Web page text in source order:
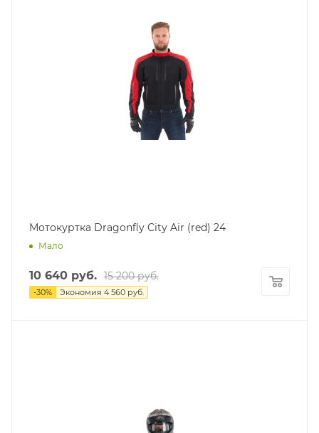
Мотокуртка Dragonfly City Air (red) 24
Мало
10 640 руб. 15 200руб.
-30% Экономия 4 560 руб.